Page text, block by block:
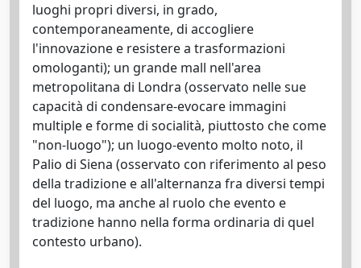
luoghi propri diversi, in grado,
contemporaneamente, di accogliere
l'innovazione e resistere a trasformazioni
omologanti); un grande mall nell'area
metropolitana di Londra (osservato nelle sue
capacità di condensare-evocare immagini
multiple e forme di socialità, piuttosto che come
"non-luogo"); un luogo-evento molto noto, il
Palio di Siena (osservato con riferimento al peso
della tradizione e all'alternanza fra diversi tempi
del luogo, ma anche al ruolo che evento e
tradizione hanno nella forma ordinaria di quel
contesto urbano).